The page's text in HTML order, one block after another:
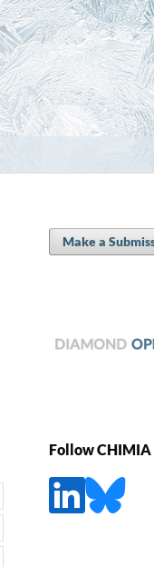
Make a
Follow CHIMIA